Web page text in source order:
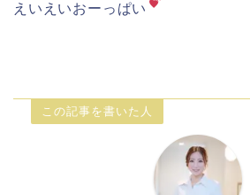
えいえいおーっぱい
この記事を書いた人